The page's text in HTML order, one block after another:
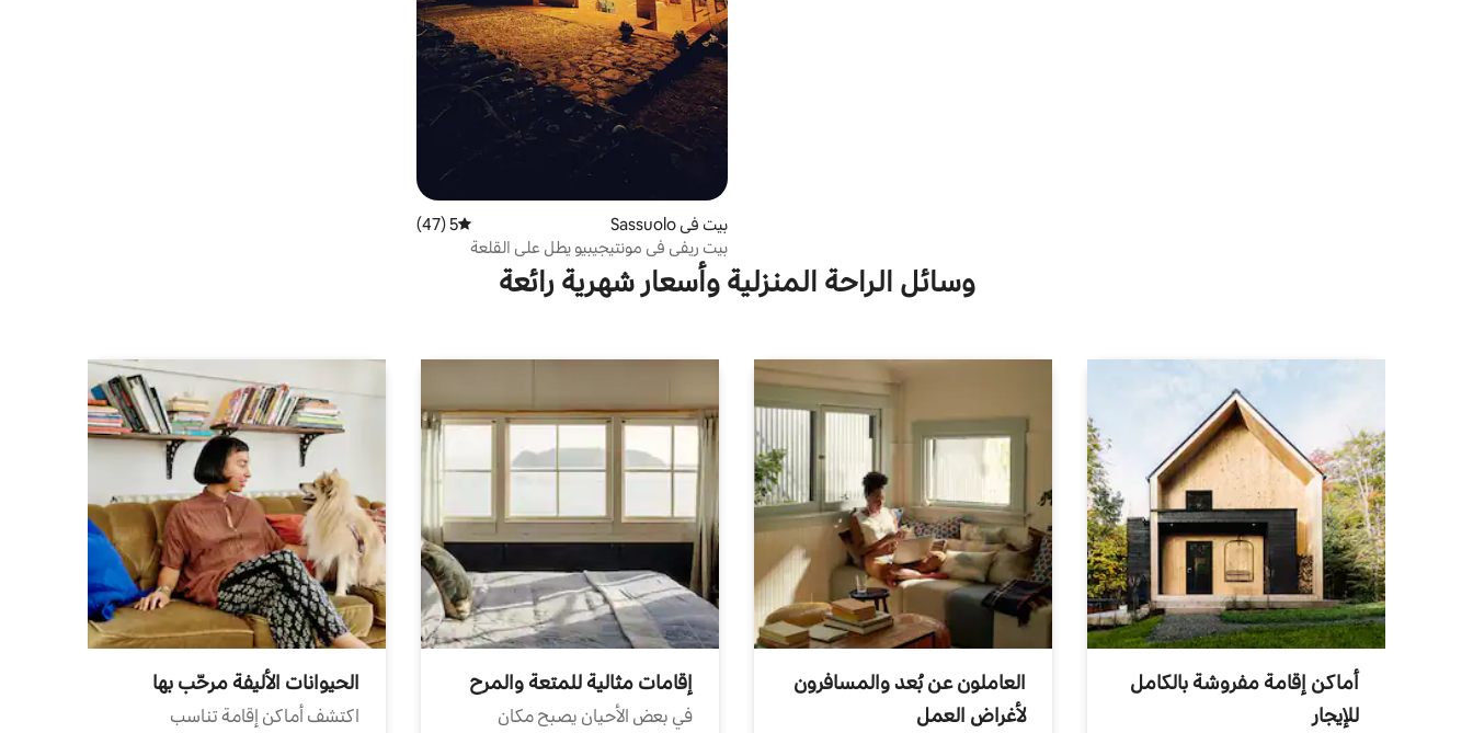
بيت في Sassuolo متوسط التقييم 5 من 5، 47 مراجعات
5 (47)
بيت ريفي في مونتيجيبيو يطل على القلعة
وسائل الراحة المنزلية وأسعار شهرية رائعة
أماكن إقامة مفروشة بالكامل
للإيجار
العاملون عن بُعد والمسافرون
لأغراض العمل
إقامات مثالية للمتعة والمرح
في بعض الأحيان يصبح مكان
الحيوانات الأليفة مرحّب بها
اكتشف أماكن إقامة تناسب